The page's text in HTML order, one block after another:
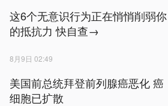
这6个无意识行为正在悄悄削弱你
的抵抗力 快自查→
8月9日 02:49
美国前总统拜登前列腺癌恶化 癌
细胞已扩散